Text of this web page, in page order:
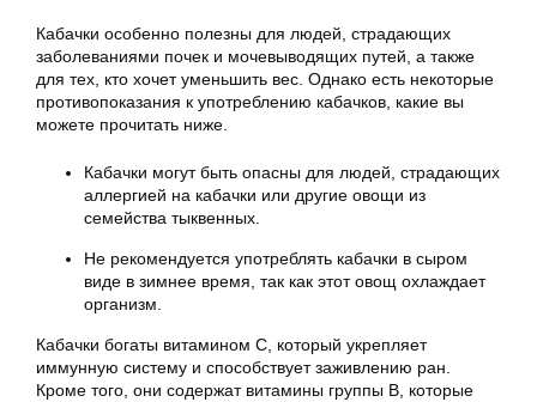
Кабачки особенно полезны для людей, страдающих
заболеваниями почек и мочевыводящих путей, а также
для тех, кто хочет уменьшить вес. Однако есть некоторые
противопоказания к употреблению кабачков, какие вы
можете прочитать ниже.
Кабачки могут быть опасны для людей, страдающих
аллергией на кабачки или другие овощи из
семейства тыквенных.
Не рекомендуется употреблять кабачки в сыром
виде в зимнее время, так как этот овощ охлаждает
организм.
Кабачки богаты витамином С, который укрепляет
иммунную систему и способствует заживлению ран.
Кроме того, они содержат витамины группы В, которые